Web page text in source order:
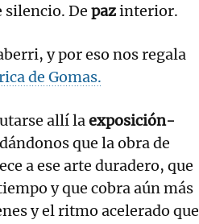
silencio. De pazinterior.
y por eso nos regala
de Gomas.
allí laexposición-
que la obra de
a ese arte duradero, que
y que cobra aún más
y el ritmo acelerado que